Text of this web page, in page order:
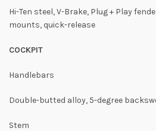
Hi-Ten steel, V-Brake, Plug + Play
mounts, quick-release
COCKPIT
Handlebars
Double-butted alloy, 5-degree
Stem